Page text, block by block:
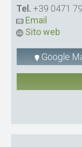
Tel. +39 0471
Email
Sito web
Google